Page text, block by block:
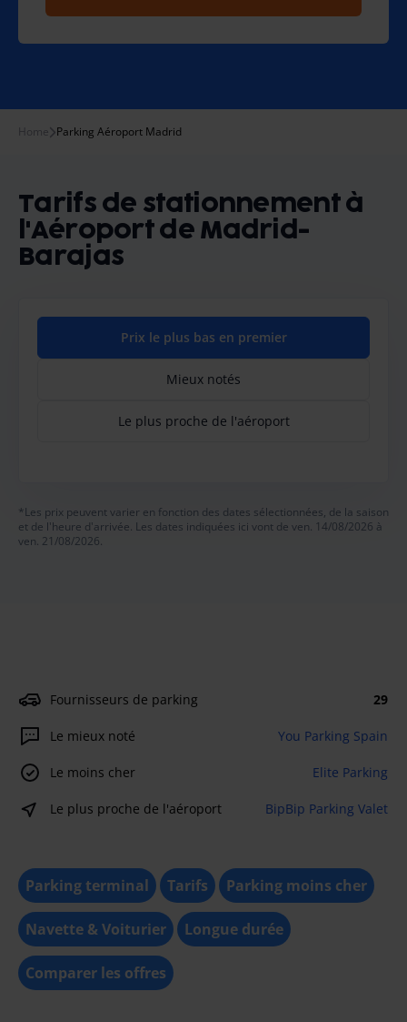
Home Parking Aéroport Madrid
Tarifs de stationnement à
l'Aéroport de Madrid-
Barajas
Prix le plus bas en premier
Mieux notés
Le plus proche de l'aéroport
*Les prix peuvent varier en fonction des dates sélectionnées, de la saison
et de l'heure d'arrivée. Les dates indiquées ici vont de ven. 14/08/2026 à
ven. 21/08/2026.
Fournisseurs de parking 29
Le mieux noté You Parking Spain
Le moins cher Elite Parking
Le plus proche de l'aéroport BipBip Parking Valet
Parking terminal Tarifs Parking moins cher
Navette & Voiturier Longue durée
Comparer les offres